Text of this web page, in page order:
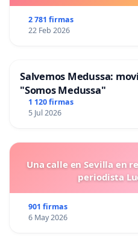
2 781 firmas
22 Feb 2026
Salvemos Medussa:
"Somos Medussa"
1 120 firmas
5 Jul 2026
Una calle en Sevilla en
periodista
901 firmas
6 May 2026